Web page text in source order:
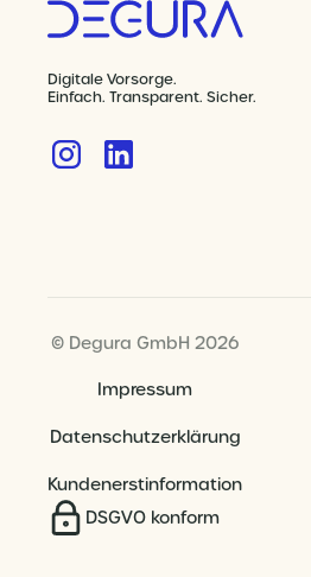
Digitale Vorsorge.
Einfach. Transparent. Sicher.
DSGVO konform
© Degura GmbH 2026
Impressum
Datenschutzerklärung
Kundenerstinformation